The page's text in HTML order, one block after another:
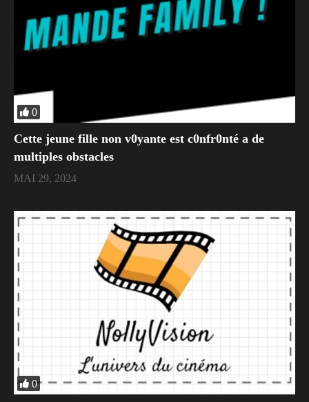
0
Cette jeune fille non v0yante est c0nfr0nté a de
multiples obstacles
MAI 29, 2024
0